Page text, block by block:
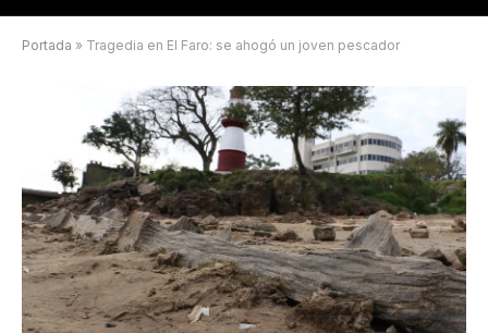
Portada » Tragedia en El Faro: se ahogó un joven pescador